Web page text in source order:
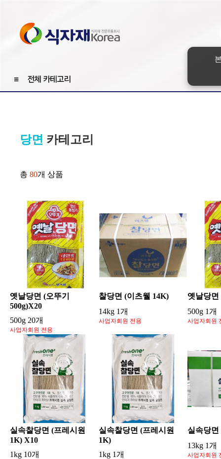
≡ 전체 카테고리
당면 카테고리
총 80개 상품
옛날당면 (오뚜기
500g)X20
500g 20개
사업자회원 전용
찰당면 (이츠웰 14K)
14kg 1개
사업자회원 전용
옛날당면
500g 1개
사업자회원
실속찰당면 (프레시원
1K) X10
1kg 10개
실속찰당면 (프레시원
1K)
1kg 1개
실속당면
13kg 1개
사업자회원